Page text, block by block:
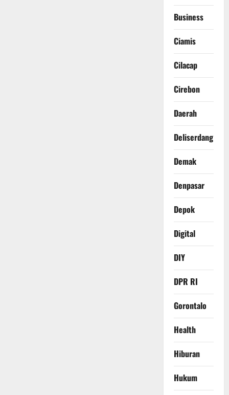
Business
Ciamis
Cilacap
Cirebon
Daerah
Deliserdang
Demak
Denpasar
Depok
Digital
DIY
DPR RI
Gorontalo
Health
Hiburan
Hukum